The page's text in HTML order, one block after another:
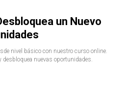
un Nuevo
nivel básico con nuestro curso online.
nuevas oportunidades.